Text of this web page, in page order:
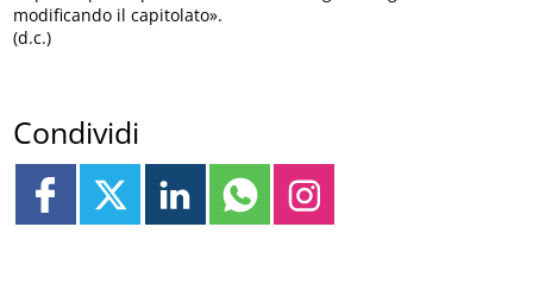
modificando il capitolato».
(d.c.)
Condividi